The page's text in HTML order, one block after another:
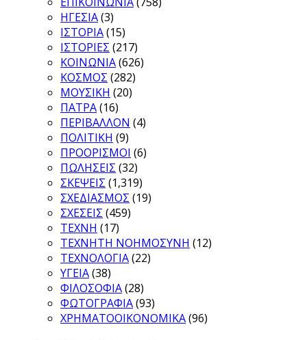
ΗΓΕΣΙΑ(3)
ΙΣΤΟΡΙΑ(15)
ΙΣΤΟΡΙΕΣ (217)
ΚΟΙΝΩΝΙΑ(626)
ΚΟΣΜΟΣ (282)
ΜΟΥΣΙΚΗ (20)
ΠΑΤΡΑ(16)
ΠΕΡΙΒΑΛΛΟΝ (4)
ΠΟΛΙΤΙΚΗ (9)
ΠΡΟΟΡΙΣΜΟΙ (6)
ΠΩΛΗΣΕΙΣ (32)
ΣΚΕΨΕΙΣ (1,319)
ΣΧΕΔΙΑΣΜΟΣ (19)
ΣΧΕΣΕΙΣ (459)
ΤΕΧΝΗ (17)
ΤΕΧΝΗΤΗ ΝΟΗΜΟΣΥΝΗ (12)
ΤΕΧΝΟΛΟΓΙΑ(22)
ΥΓΕΙΑ(38)
ΦΙΛΟΣΟΦΙΑ(28)
ΦΩΤΟΓΡΑΦΙΑ(93)
ΧΡΗΜΑΤΟΟΙΚΟΝΟΜΙΚΑ(96)